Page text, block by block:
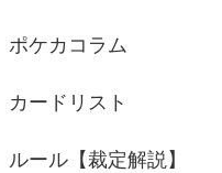
ポケカコラム
カードリスト
ルール【裁定解説】